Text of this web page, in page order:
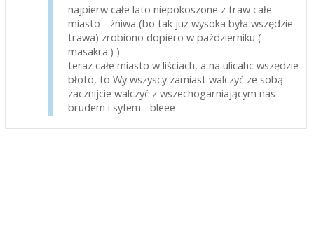
najpierw całe lato niepokoszone z traw całe
miasto - żniwa (bo tak już wysoka była wszędzie
trawa) zrobiono dopiero w pażdzierniku (
masakra:) )
teraz całe miasto w liściach, a na ulicahc wszędzie
błoto, to Wy wszyscy zamiast walczyć ze sobą
zacznijcie walczyć z wszechogarniającym nas
brudem i syfem... bleee